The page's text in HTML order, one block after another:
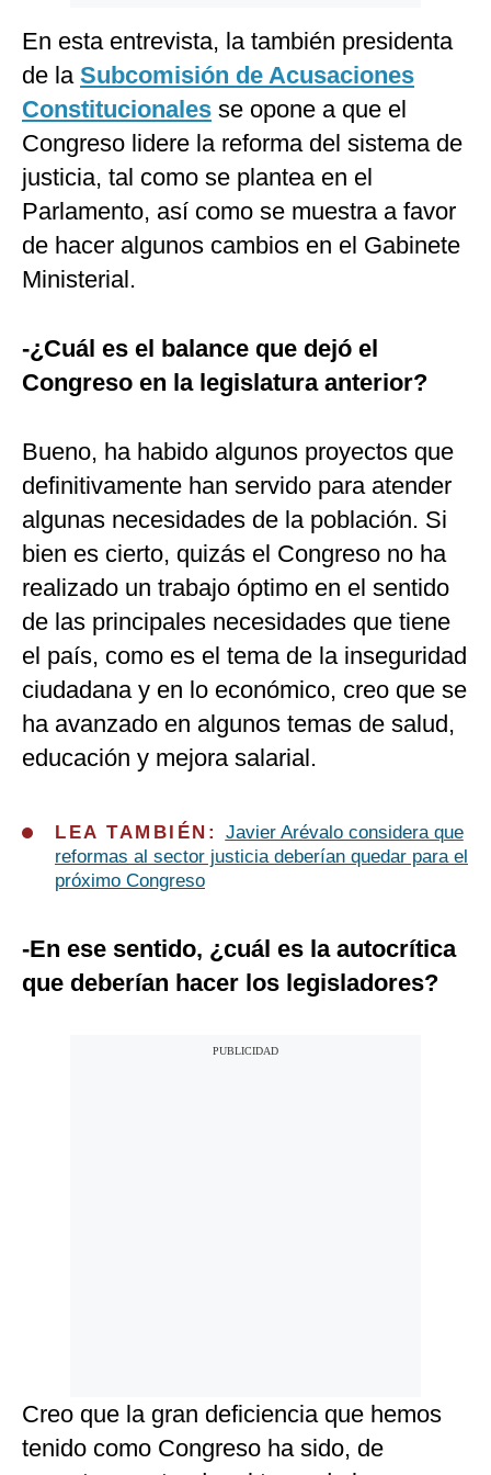
En esta entrevista, la también presidenta
de la Subcomisión de Acusaciones
Constitucionales se opone a que el
Congreso lidere la reforma del sistema de
justicia, tal como se plantea en el
Parlamento, así como se muestra a favor
de hacer algunos cambios en el Gabinete
Ministerial.
-¿Cuál es el balance que dejó el
Congreso en la legislatura anterior?
Bueno, ha habido algunos proyectos que
definitivamente han servido para atender
algunas necesidades de la población. Si
bien es cierto, quizás el Congreso no ha
realizado un trabajo óptimo en el sentido
de las principales necesidades que tiene
el país, como es el tema de la inseguridad
ciudadana y en lo económico, creo que se
ha avanzado en algunos temas de salud,
educación y mejora salarial.
LEA TAMBIÉN: Javier Arévalo considera que
reformas al sector justicia deberían quedar para el
próximo Congreso
-En ese sentido, ¿cuál es la autocrítica
que deberían hacer los legisladores?
Creo que la gran deficiencia que hemos
tenido como Congreso ha sido, de